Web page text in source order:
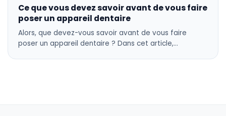
Ce que vous devez savoir avant de vous faire
poser un appareil dentaire
Alors, que devez-vous savoir avant de vous faire
poser un appareil dentaire ? Dans cet article,…